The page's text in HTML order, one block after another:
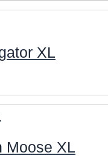
XL
Moose XL